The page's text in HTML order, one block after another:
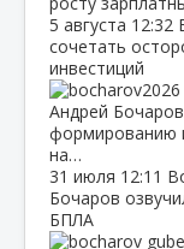
5 августа 12:32
сочетать
инвестиций
Андрей
формированию
на…
31 июля 12:11
Бочаров
БПЛА